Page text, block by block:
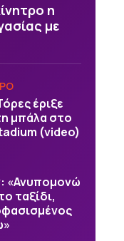
η
με
έριξε
μπάλα στο
(video)
«Ανυπομονώ
ταξίδι,